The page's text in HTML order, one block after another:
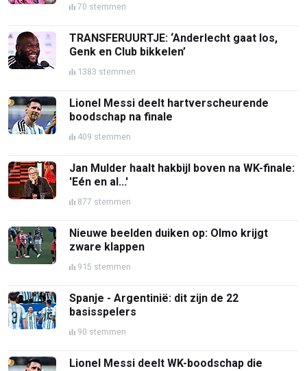
70 stemmen
TRANSFERUURTJE: ‘Anderlecht gaat los,
Genk en Club bikkelen’
1383 stemmen
Lionel Messi deelt hartverscheurende
boodschap na finale
409 stemmen
Jan Mulder haalt hakbijl boven na WK-finale:
'Eén en al...'
877 stemmen
Nieuwe beelden duiken op: Olmo krijgt
zware klappen
915 stemmen
Spanje - Argentinië: dit zijn de 22
basisspelers
90 stemmen
Lionel Messi deelt WK-boodschap die